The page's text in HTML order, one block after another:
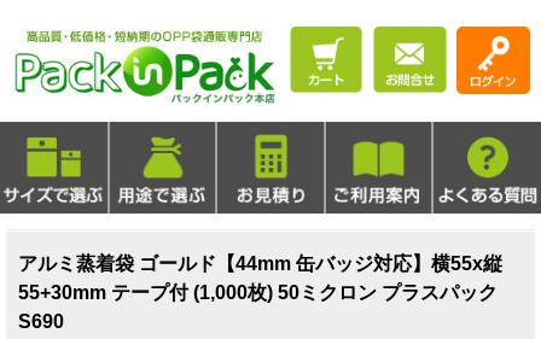
アルミ蒸着袋 ゴールド【44mm 缶バッジ対応】横55x縦
55+30mm テープ付 (1,000枚) 50ミクロン プラスパック
S690